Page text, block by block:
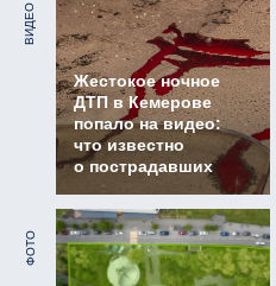
ВИДЕО
Жестокое ночное
ДТП в Кемерове
попало на видео:
что известно
о пострадавших
ФОТО